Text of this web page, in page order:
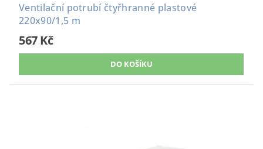
Ventilační potrubí čtyřhranné plastové
220x90/1,5 m
567 Kč